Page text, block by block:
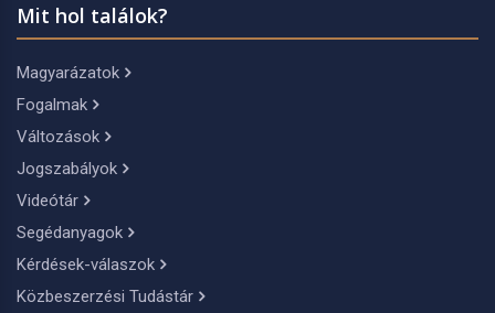
Mit hol találok?
Magyarázatok
Fogalmak
Változások
Jogszabályok
Videótár
Segédanyagok
Kérdések-válaszok
Közbeszerzési Tudástár